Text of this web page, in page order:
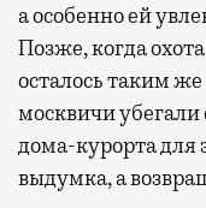
а особенно ей
Позже, когда
осталось таким
москвичи убегали
дома-курорта для
выдумка, а